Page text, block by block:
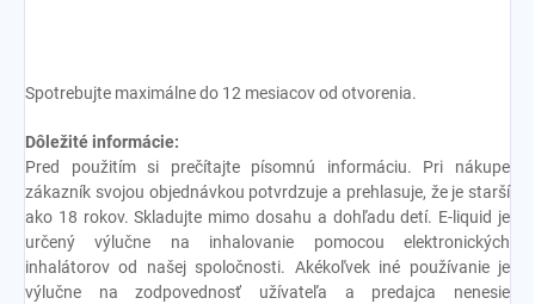
Spotrebujte maximálne do 12 mesiacov od otvorenia.
Dôležité informácie:
Pred použitím si prečítajte písomnú informáciu. Pri nákupe
zákazník svojou objednávkou potvrdzuje a prehlasuje, že je starší
ako 18 rokov. Skladujte mimo dosahu a dohľadu detí. E-liquid je
určený výlučne na inhalovanie pomocou elektronických
inhalátorov od našej spoločnosti. Akékoľvek iné používanie je
výlučne na zodpovednosť užívateľa a predajca nenesie